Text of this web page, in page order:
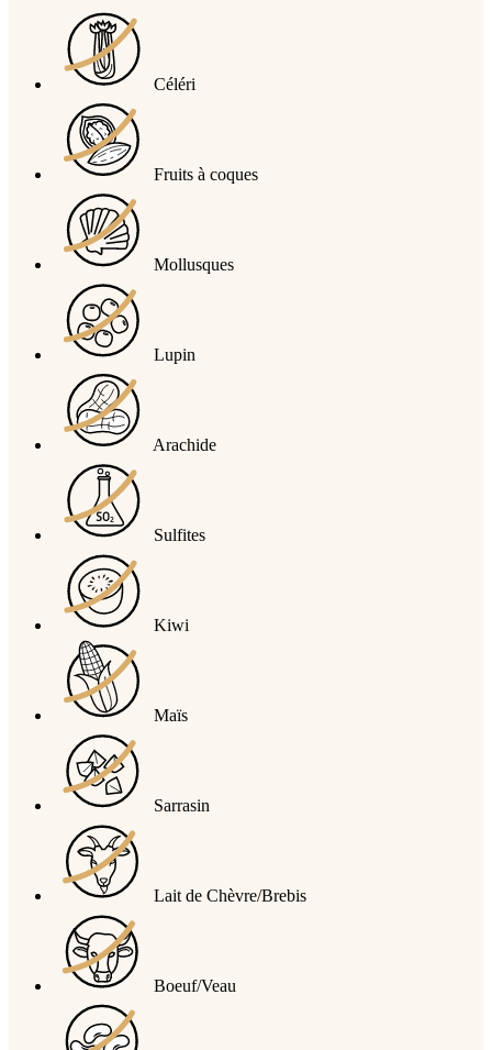
Céléri
Fruits à coques
Mollusques
Lupin
Arachide
Sulfites
Kiwi
Maïs
Sarrasin
Lait de Chèvre/Brebis
Boeuf/Veau